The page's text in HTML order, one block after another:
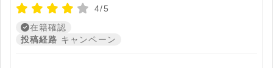
4/5
在籍確認
投稿経路 キャンペーン